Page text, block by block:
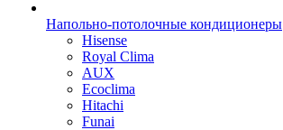
Напольно-потолочные кондиционеры
Hisense
Royal Clima
AUX
Ecoclima
Hitachi
Funai